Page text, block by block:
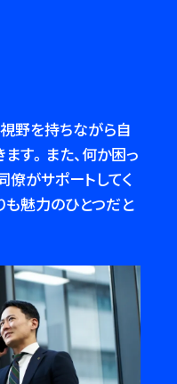
野を持ちながら自
す。また、何か困っ
僚がサポートしてく
も魅力のひとつだと